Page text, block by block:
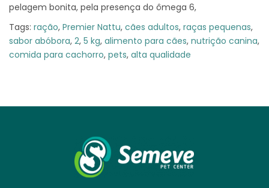
pelagem bonita, pela presença do ômega 6,
Tags: ração, Premier Nattu, cães adultos, raças pequenas,
sabor abóbora, 2, 5 kg, alimento para cães, nutrição canina,
comida para cachorro, pets, alta qualidade